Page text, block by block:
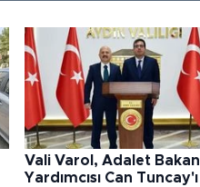
Vali Varol, Adalet Bakan
Yardımcısı Can Tuncay'ı